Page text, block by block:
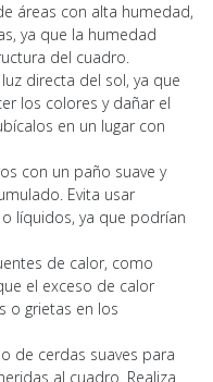
áreas con alta humedad,
ya que la humedad
del cuadro.
directa del sol, ya que
los colores y dañar el
en un lugar con
con un paño suave y
Evita usar
líquidos, ya que podrían
de calor, como
el exceso de calor
o grietas en los
de cerdas suaves para
al cuadro. Realiza